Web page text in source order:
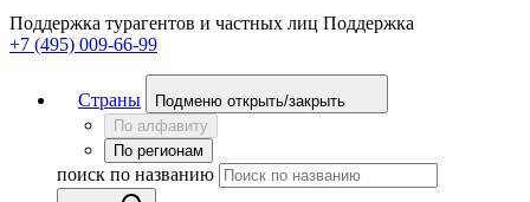
Поддержка турагентов и частных лиц Поддержка
+7 (495) 009-66-99
Страны
Подменю открыть/закрыть
По алфавиту
По регионам
поиск по названию